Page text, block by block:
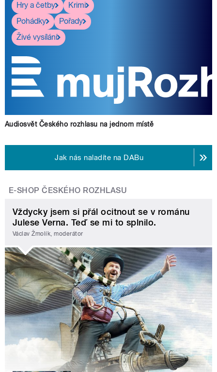
Hry a četby
Krimi
Pohádky
Pořady
Živé vysílání
Audiosvět Českého rozhlasu na jednom místě
Jak nás naladíte na DABu
E-SHOP ČESKÉHO ROZHLASU
Vždycky jsem si přál ocitnout se v románu
Julese Verna. Teď se mi to splnilo.
Václav Žmolík, moderátor